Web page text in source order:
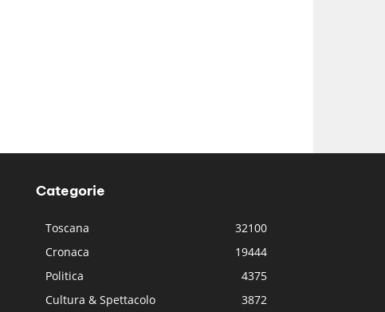
Categorie
Toscana
32100
Cronaca
19444
Politica
4375
Cultura & Spettacolo
3872